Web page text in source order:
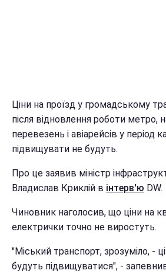
Ціни на проїзд у громадському
після відновлення роботи метро,
перевезень і авіарейсів у період
підвищувати не будуть.
Про це заявив міністр
Владислав Криклій в інтерв'ю DW.
Чиновник наголосив, що ціни на
електрички точно не виростуть.
"Міський транспорт, зрозуміло, -
будуть підвищуватися", -